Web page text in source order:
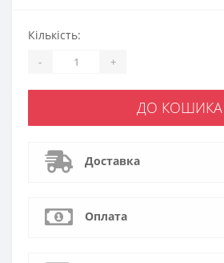
Кількість:
- +
ДО КОШИКА
Доставка
Оплата